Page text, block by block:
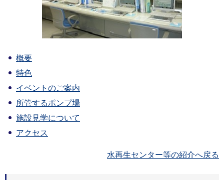
概要
特色
イベントのご案内
所管するポンプ場
施設見学について
アクセス
水再生センター等の紹介へ戻る